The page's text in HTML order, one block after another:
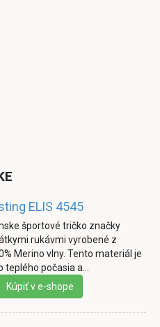
ELIS 4545
športové tričko značky
rukávmi vyrobené z
Merino vlny. Tento materiál je
teplého počasia a…
Kúpiť v e-shope